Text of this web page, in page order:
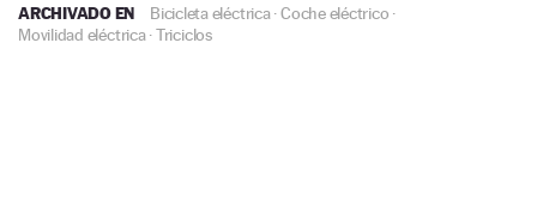
ARCHIVADO EN Bicicleta eléctrica·Coche eléctrico ·
Movilidad eléctrica·Triciclos